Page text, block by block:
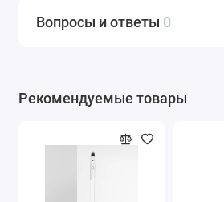
Вопросы и ответы 0
Рекомендуемые товары